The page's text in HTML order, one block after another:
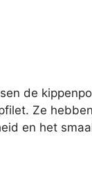
de
Ze
en het